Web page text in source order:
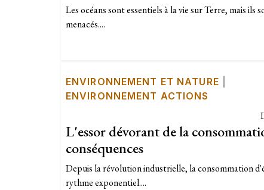
Les océans sont essentiels à la vie sur Terre, mais ils
menacés....
ENVIRONNEMENT ET NATURE
ENVIRONNEMENT ACTIONS
L'essor dévorant de la
conséquences
Depuis la révolution industrielle, la consommation
rythme exponentiel....